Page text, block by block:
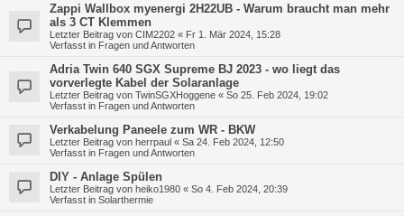
Zappi Wallbox myenergi 2H22UB - Warum braucht man mehr
als 3 CT Klemmen
Letzter Beitrag von CIM2202 « Fr 1. Mär 2024, 15:28
Verfasst in Fragen und Antworten
Adria Twin 640 SGX Supreme BJ 2023 - wo liegt das
vorverlegte Kabel der Solaranlage
Letzter Beitrag von TwinSGXHoggene « So 25. Feb 2024, 19:02
Verfasst in Fragen und Antworten
Verkabelung Paneele zum WR - BKW
Letzter Beitrag von herrpaul « Sa 24. Feb 2024, 12:50
Verfasst in Fragen und Antworten
DIY - Anlage Spülen
Letzter Beitrag von heiko1980 « So 4. Feb 2024, 20:39
Verfasst in Solarthermie